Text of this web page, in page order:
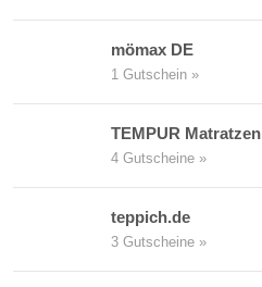
mömax DE
1 Gutschein »
TEMPUR Matratzen
4 Gutscheine »
teppich.de
3 Gutscheine »